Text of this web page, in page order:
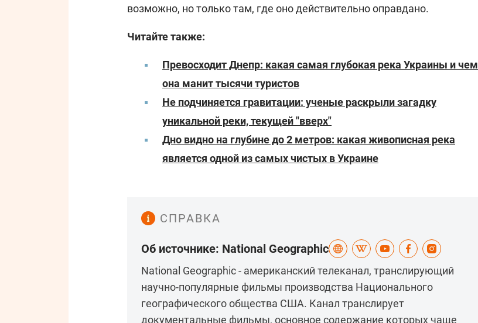
возможно, но только там, где оно действительно оправдано.
Читайте также:
Превосходит Днепр: какая самая глубокая река Украины и чем
она манит тысячи туристов
Не подчиняется гравитации: ученые раскрыли загадку
уникальной реки, текущей "вверх"
Дно видно на глубине до 2 метров: какая живописная река
является одной из самых чистых в Украине
СПРАВКА
Об источнике: National Geographic
National Geographic - американский телеканал, транслирующий
научно-популярные фильмы производства Национального
географического общества США. Канал транслирует
документальные фильмы, основное содержание которых чаще